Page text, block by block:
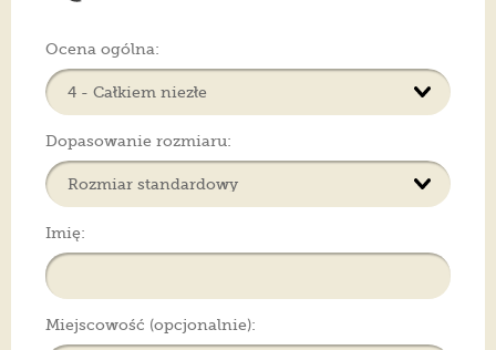
Ocena ogólna:
Dopasowanie rozmiaru:
Imię:
Miejscowość (opcjonalnie):